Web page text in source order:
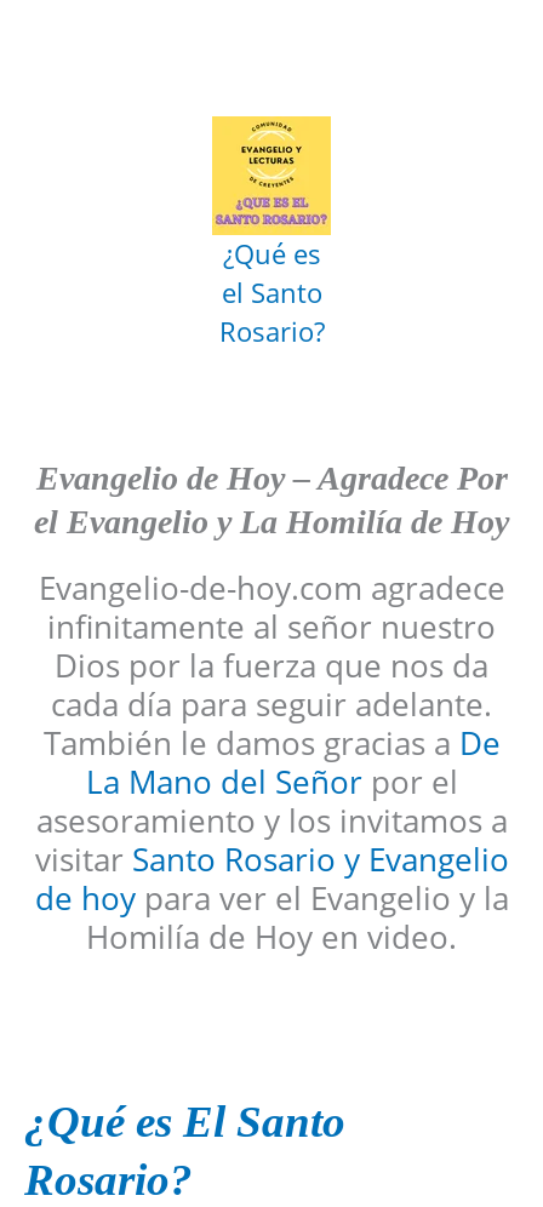
¿Qué es
el Santo
Rosario?
Evangelio de Hoy–Agradece Por
el Evangelio y La Homilía de Hoy
Evangelio-de-hoy.com agradece
infinitamente al señor nuestro
Dios por la fuerza que nos da
cada día para seguir adelante.
También le damos gracias a De
La Mano del Señorpor el
asesoramiento y los invitamos a
visitar Santo Rosario y Evangelio
de hoypara ver el Evangelio y la
Homilía de Hoy en video.
¿Qué es El Santo
Rosario?